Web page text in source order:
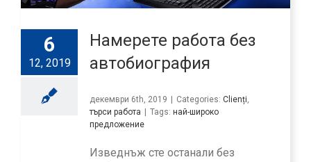
6
12, 2019
Намерете работа без
автобиография
декември 6th, 2019 Categories: Clienți,
търси работа
Tags: най-широко
предложение
Изведнъж сте останали без